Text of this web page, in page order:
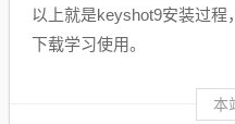
以上就是keyshot9安装过程
下载学习使用。
本